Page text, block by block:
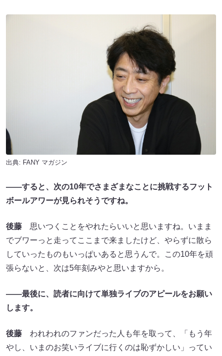
出典: FANY マガジン
――すると、次の10年でさまざまなことに挑戦するフット
ボールアワーが見られそうですね。
後藤 思いつくことをやれたらいいと思いますね。いまま
でブワーっと走ってここまで来ましたけど、やらずに散ら
していったものもいっぱいあると思うんで。この10年を頑
張らないと、次は5年刻みやと思いますから。
――最後に、読者に向けて単独ライブのアピールをお願い
します。
後藤 われわれのファンだった人も年を取って、「もう年
やし、いまのお笑いライブに行くのは恥ずかしい」ってい